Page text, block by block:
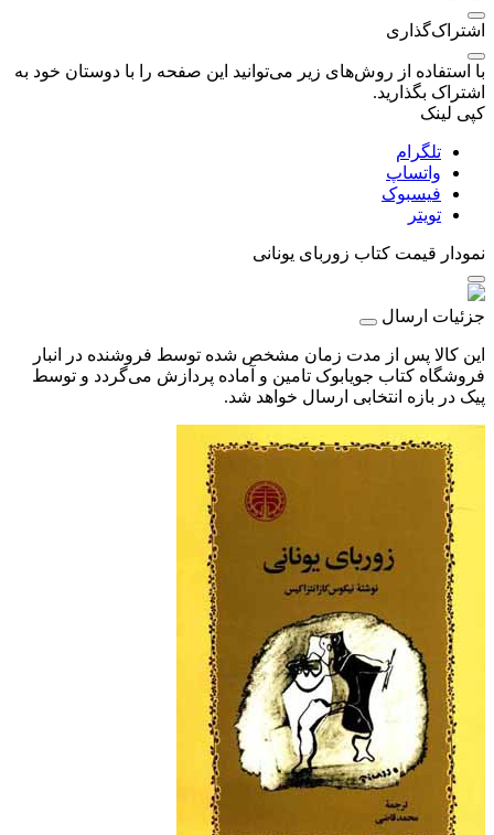
اشتراک‌گذاری
با استفاده از روش‌های زیر می‌توانید این صفحه را با دوستان خود به
اشتراک بگذارید.
کپی لینک
تلگرام
واتساپ
فیسبوک
تویتر
نمودار قیمت کتاب زوربای یونانی
جزئیات ارسال
این کالا پس از مدت زمان مشخص شده توسط فروشنده در انبار
فروشگاه کتاب جویابوک تامین و آماده پردازش می‌گردد و توسط
پیک در بازه انتخابی ارسال خواهد شد.